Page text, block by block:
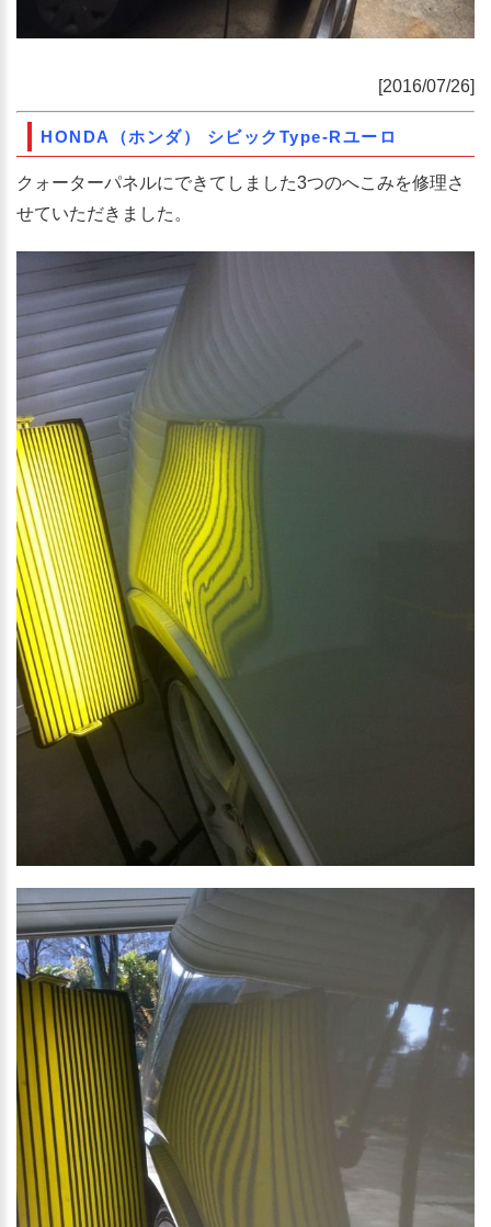
[2016/07/26]
HONDA（ホンダ） シビックType-Rユーロ
クォーターパネルにできてしました3つのへこみを修理さ
せていただきました。